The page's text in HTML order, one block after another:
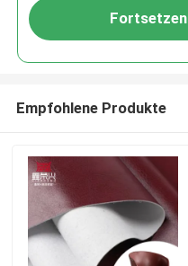
Fortsetzen
Empfohlene Produkte